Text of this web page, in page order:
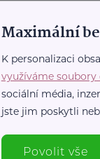
Maximální
K personalizaci
využíváme soubory
sociální média,
jste jim poskytli
Povolit vše